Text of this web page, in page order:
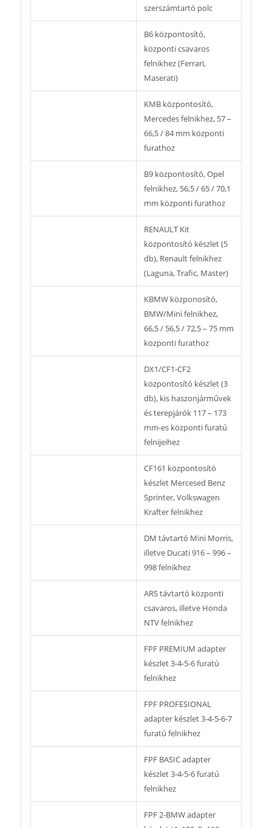
szerszámtartó polc
B6 központosító,
központi csavaros
felnikhez (Ferrari,
Maserati)
KMB központosító,
Mercedes felnikhez, 57 –
66,5 / 84 mm központi
furathoz
B9 központosító, Opel
felnikhez, 56,5 / 65 / 70,1
mm központi furathoz
RENAULT Kit
központosító készlet (5
db), Renault felnikhez
(Laguna, Trafic, Master)
KBMW közponosító,
BMW/Mini felnikhez,
66,5 / 56,5 / 72,5 – 75 mm
központi furathoz
DX1/CF1-CF2
központosító készlet (3
db), kis haszonjárművek
és terepjárók 117 – 173
mm-es központi furatú
felnijeihez
CF161 központosító
készlet Mercesed Benz
Sprinter, Volkswagen
Krafter felnikhez
DM távtartó Mini Morris,
illetve Ducati 916 – 996 –
998 felnikhez
ARS távtartó központi
csavaros, illetve Honda
NTV felnikhez
FPF PREMIUM adapter
készlet 3-4-5-6 furatú
felnikhez
FPF PROFESIONAL
adapter készlet 3-4-5-6-7
furatú felnikhez
FPF BASIC adapter
készlet 3-4-5-6 furatú
felnikhez
FPF 2-BMW adapter